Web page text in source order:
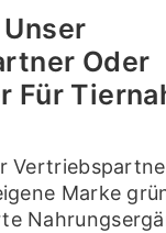
Oder
Für
Marke